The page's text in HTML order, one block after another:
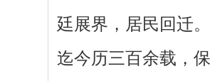
廷展界，居民回迁
迄今历三百余载，